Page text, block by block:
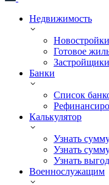
Недвижимость
Новостройки
Готовое
Застройщики
Банки
Список
Калькулятор
Узнать
Узнать
Узнать
Военнослужащим